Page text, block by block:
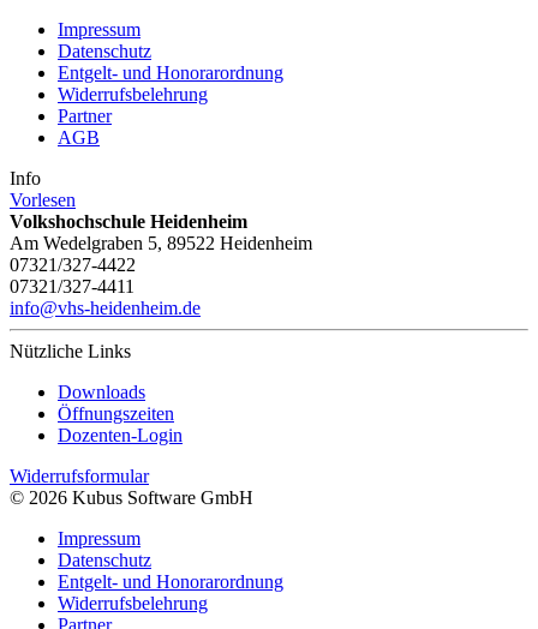
Impressum
Datenschutz
Entgelt- und Honorarordnung
Widerrufsbelehrung
Partner
AGB
Info
Vorlesen
Volkshochschule Heidenheim
Am Wedelgraben 5, 89522 Heidenheim
07321/327-4422
07321/327-4411
info@vhs-heidenheim.de
Nützliche Links
Downloads
Öffnungszeiten
Dozenten-Login
Widerrufsformular
© 2026 Kubus Software GmbH
Impressum
Datenschutz
Entgelt- und Honorarordnung
Widerrufsbelehrung
Partner